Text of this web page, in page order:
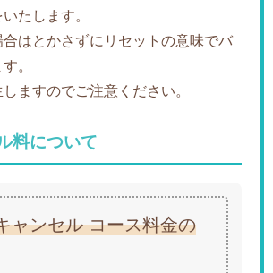
たします。
はとかさずにリセットの意味でバ
。
ますのでご注意ください。
料について
ャンセル コース料金の